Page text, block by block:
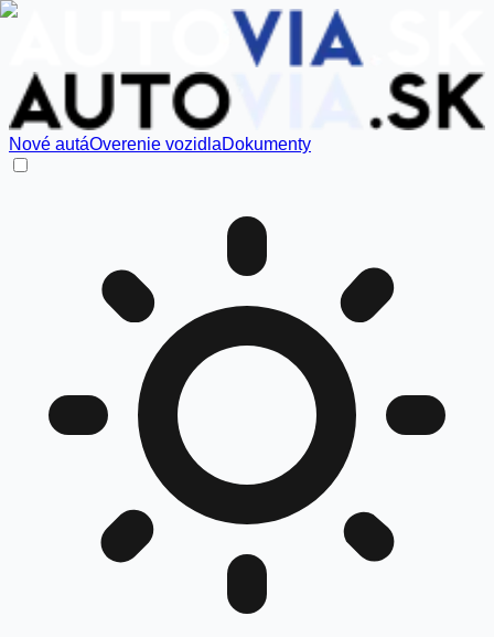
Nové autáOverenie vozidlaDokumenty